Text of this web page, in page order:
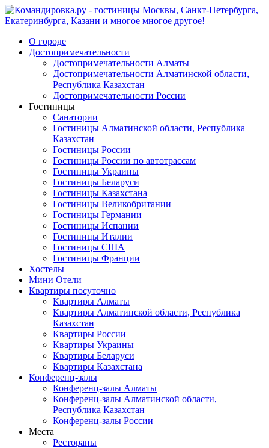
О городе
Достопримечательности
Достопримечательности Алматы
Достопримечательности Алматинской области,
Республика Казахстан
Достопримечательности России
Гостиницы
Санатории
Гостиницы Алматинской области, Республика
Казахстан
Гостиницы России
Гостиницы России по автотрассам
Гостиницы Украины
Гостиницы Беларуси
Гостиницы Казахстана
Гостиницы Великобритании
Гостиницы Германии
Гостиницы Испании
Гостиницы Италии
Гостиницы США
Гостиницы Франции
Хостелы
Мини Отели
Квартиры посуточно
Квартиры Алматы
Квартиры Алматинской области, Республика
Казахстан
Квартиры России
Квартиры Украины
Квартиры Беларуси
Квартиры Казахстана
Конференц-залы
Конференц-залы Алматы
Конференц-залы Алматинской области,
Республика Казахстан
Конференц-залы России
Места
Рестораны